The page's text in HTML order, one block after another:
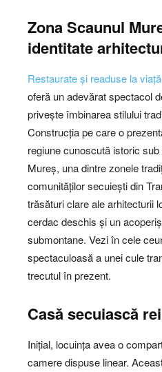
Zona Scaunul
identitate
Restaurate și readuse la viață
oferă un adevărat spectacol
privește îmbinarea stilului
Construcția pe care o
regiune cunoscută istoric
Mureș, una dintre zonele
comunităților secuiești din
trăsături clare ale arhitecturii
cerdac deschis și un
submontane. Vezi în cele
spectaculoasă a unei cule
trecutul în prezent.
Casă secuiască
Inițial, locuința avea o
camere dispuse linear.